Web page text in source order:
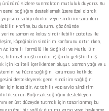
ürününü sizlere sunmaktan mutluluk duyarız. Bu
sağlığını desteklemek üzere özel olarak
sahip olanlar veya sindirim sorunları
Profine, bu durumu göz önünde
somon ve kolay sindirilebilir patates ile
köpeğinizin sindirim konforunu artırırken,
Az Tahıllı Formülü ile Sağlıklı ve Mutlu Bir
bilimsel araştırmalar ışığında geliştirilmiş
için kaliteli içeriklerden oluşur. Somon yağı ve E
ve hücre sağlığını korumaya katkıda
destekleyerek genel sindirim sağlığını
için idealdir. Az tahıllı yapısıyla sindirim
sunar. Bağırsak sağlığını destekleyen
en üst düzeyde tutmak için tasarlanmış bu